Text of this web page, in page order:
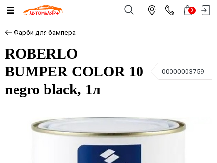
0
Фарби для бампера
ROBERLO
BUMPER COLOR 10
negro black, 1л
00000003759